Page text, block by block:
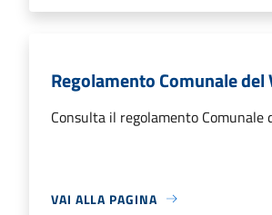
Regolamento Comunale del
Consulta il regolamento Comunale
VAI ALLA PAGINA